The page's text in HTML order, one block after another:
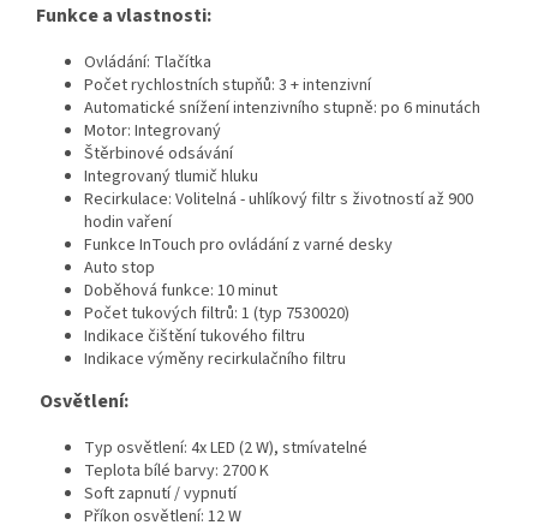
Funkce a vlastnosti:
Ovládání: Tlačítka
Počet rychlostních stupňů: 3 + intenzivní
Automatické snížení intenzivního stupně: po 6 minutách
Motor: Integrovaný
Štěrbinové odsávání
Integrovaný tlumič hluku
Recirkulace: Volitelná - uhlíkový filtr s životností až 900
hodin vaření
Funkce InTouch pro ovládání z varné desky
Auto stop
Doběhová funkce: 10 minut
Počet tukových filtrů: 1 (typ 7530020)
Indikace čištění tukového filtru
Indikace výměny recirkulačního filtru
Osvětlení:
Typ osvětlení: 4x LED (2 W), stmívatelné
Teplota bílé barvy: 2700 K
Soft zapnutí / vypnutí
Příkon osvětlení: 12 W